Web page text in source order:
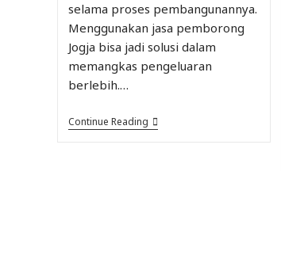
selama proses pembangunannya.
Menggunakan jasa pemborong
Jogja bisa jadi solusi dalam
memangkas pengeluaran
berlebih.…
Continue Reading